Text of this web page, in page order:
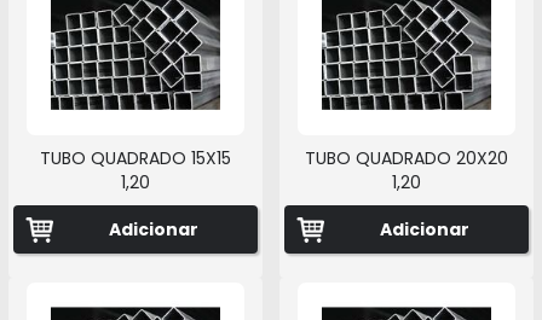
TUBO QUADRADO 15X15
1,20
Adicionar
TUBO QUADRADO 20X20
1,20
Adicionar